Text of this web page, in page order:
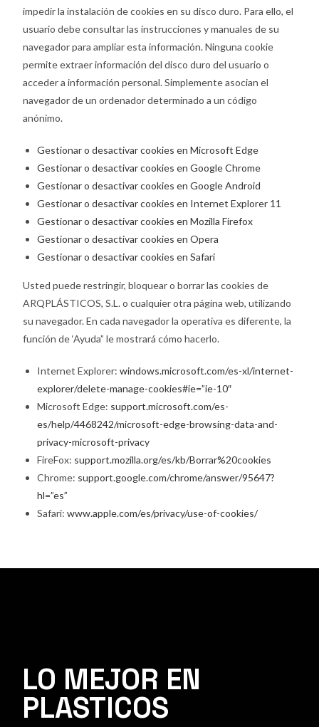
impedir la instalación de cookies en su disco duro. Para ello, el
usuario debe consultar las instrucciones y manuales de su
navegador para ampliar esta información. Ninguna cookie
permite extraer información del disco duro del usuario o
acceder a información personal. Simplemente asocian el
navegador de un ordenador determinado a un código
anónimo.
Gestionar o desactivar cookies en Microsoft Edge
Gestionar o desactivar cookies en Google Chrome
Gestionar o desactivar cookies en Google Android
Gestionar o desactivar cookies en Internet Explorer 11
Gestionar o desactivar cookies en Mozilla Firefox
Gestionar o desactivar cookies en Opera
Gestionar o desactivar cookies en Safari
Usted puede restringir, bloquear o borrar las cookies de
ARQPLÁSTICOS, S.L. o cualquier otra página web, utilizando
su navegador. En cada navegador la operativa es diferente, la
función de ‘Ayuda” le mostrará cómo hacerlo.
Internet Explorer:windows.microsoft.com/es-xl/internet-
explorer/delete-manage-cookies#ie=”ie-10″
Microsoft Edge: support.microsoft.com/es-
es/help/4468242/microsoft-edge-browsing-data-and-
privacy-microsoft-privacy
FireFox: support.mozilla.org/es/kb/Borrar%20cookies
Chrome: support.google.com/chrome/answer/95647?
hl=”es”
Safari:www.apple.com/es/privacy/use-of-cookies/
LO MEJOR EN
PLASTICOS